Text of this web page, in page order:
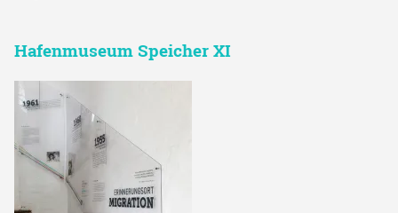
Hafenmuseum Speicher XI